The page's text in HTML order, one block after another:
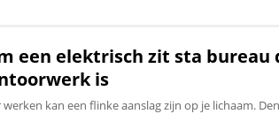
een elektrisch zit sta bureau
is
kan een flinke aanslag zijn op je lichaam.